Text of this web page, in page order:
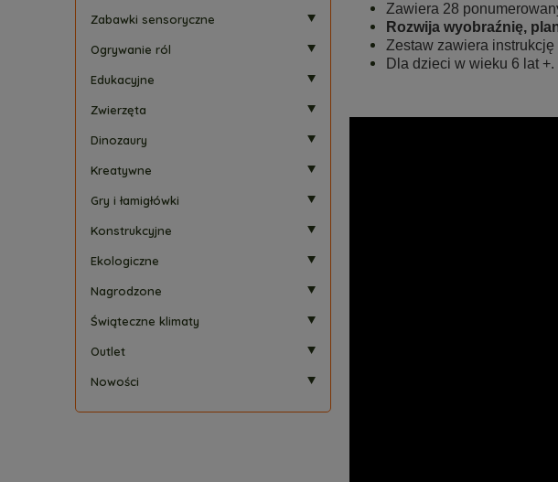
Zabawki sensoryczne
Ogrywanie ról
Edukacyjne
Zwierzęta
Dinozaury
Kreatywne
Gry i łamigłówki
Konstrukcyjne
Ekologiczne
Nagrodzone
Świąteczne klimaty
Outlet
Nowości
Zawiera 28
Rozwija wyobraźnię,
Zestaw zawiera instrukcję
Dla dzieci w wieku 6 lat +.